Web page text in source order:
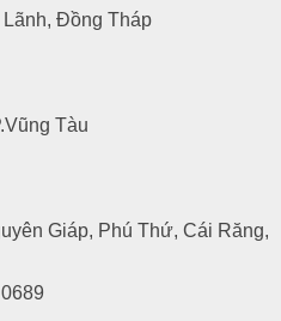
Đồng Tháp
Tàu
Giáp, Phú Thứ, Cái Răng,